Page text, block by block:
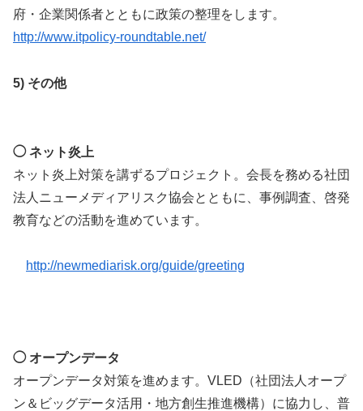
府・企業関係者とともに政策の整理をします。
http://www.itpolicy-roundtable.net/
5) その他
◯ ネット炎上
ネット炎上対策を講ずるプロジェクト。会長を務める社団
法人ニューメディアリスク協会とともに、事例調査、啓発
教育などの活動を進めています。
http://newmediarisk.org/guide/greeting
◯ オープンデータ
オープンデータ対策を進めます。VLED（社団法人オープ
ン＆ビッグデータ活用・地方創生推進機構）に協力し、普